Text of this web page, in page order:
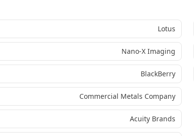
Lotus
Nano-X Imaging
BlackBerry
Commercial Metals Company
Acuity Brands